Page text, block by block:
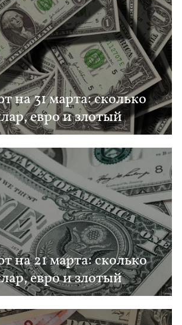
на 31 марта: сколько
евро и злотый
на 21 марта: сколько
евро и злотый